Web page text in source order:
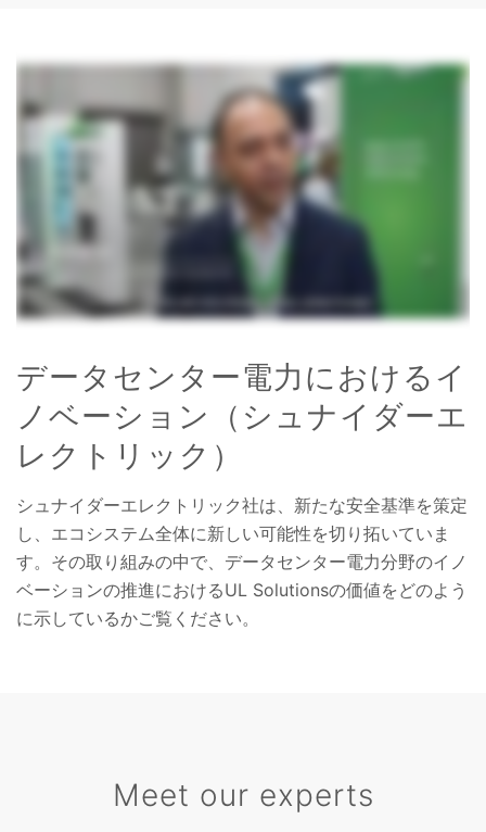
データセンター電力におけるイ
ノベーション（シュナイダーエ
レクトリック）
シュナイダーエレクトリック社は、新たな安全基準を策定
し、エコシステム全体に新しい可能性を切り拓いていま
す。その取り組みの中で、データセンター電力分野のイノ
ベーションの推進におけるUL Solutionsの価値をどのよう
に示しているかご覧ください。
Meet our experts